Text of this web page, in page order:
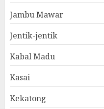
Jambu Mawar
Jentik-jentik
Kabal Madu
Kasai
Kekatong